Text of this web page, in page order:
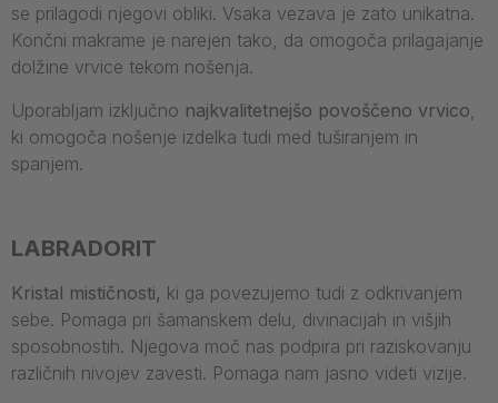
se prilagodi njegovi obliki. Vsaka vezava je zato unikatna.
Končni makrame je narejen tako, da omogoča prilagajanje
dolžine vrvice tekom nošenja.
Uporabljam izključno najkvalitetnejšo povoščeno vrvico
ki omogoča nošenje izdelka tudi med tuširanjem in
spanjem.
LABRADORIT
Kristal mističnosti, ki ga povezujemo tudi z odkrivanjem
sebe. Pomaga pri šamanskem delu, divinacijah in višjih
sposobnostih. Njegova moč nas podpira pri raziskovanju
različnih nivojev zavesti. Pomaga nam jasno videti vizije.